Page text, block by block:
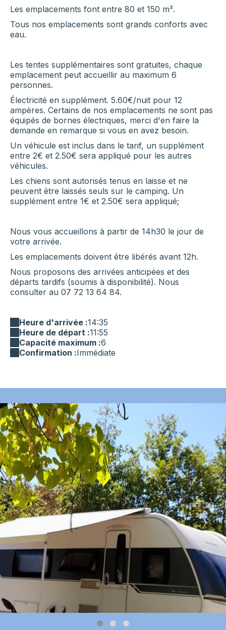
Les emplacements font entre 80 et 150 m².
Tous nos emplacements sont grands conforts avec
eau.
Les tentes supplémentaires sont gratuites, chaque
emplacement peut accueillir au maximum 6
personnes.
Électricité en supplément. 5.60€/nuit pour 12
ampères. Certains de nos emplacements ne sont pas
équipés de bornes électriques, merci d'en faire la
demande en remarque si vous en avez besoin.
Un véhicule est inclus dans le tarif, un supplément
entre 2€ et 2.50€ sera appliqué pour les autres
véhicules.
Les chiens sont autorisés tenus en laisse et ne
peuvent être laissés seuls sur le camping. Un
supplément entre 1€ et 2.50€ sera appliqué;
Nous vous accueillons à partir de 14h30 le jour de
votre arrivée.
Les emplacements doivent être libérés avant 12h.
Nous proposons des arrivées anticipées et des
départs tardifs (soumis à disponibilité). Nous
consulter au 07 72 13 64 84.
Heure d'arrivée :14:35
Heure de départ :11:55
Capacité maximum :6
Confirmation :Immédiate